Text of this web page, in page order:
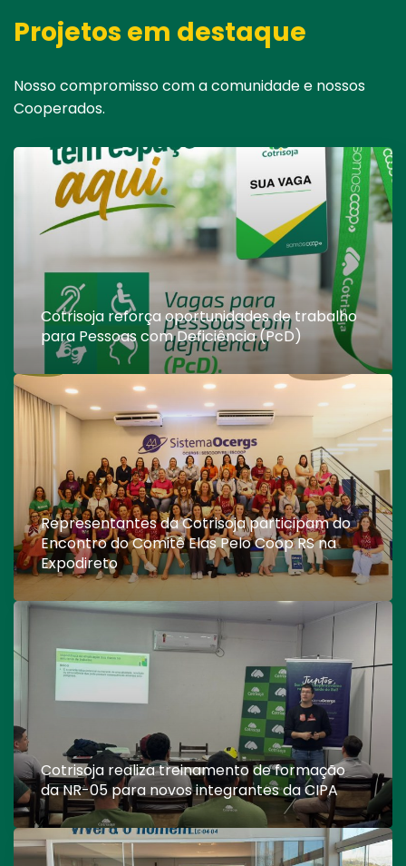
Cotrisoja reforça oportunidades de trabalho
para Pessoas com Deficiência (PcD)
Representantes da Cotrisoja participam do
Encontro do Comitê Elas Pelo Coop RS na
Expodireto
Cotrisoja realiza treinamento de formação
da NR-05 para novos integrantes da CIPA
Projetos em destaque
Nosso compromisso com a comunidade e nossos
Cooperados.